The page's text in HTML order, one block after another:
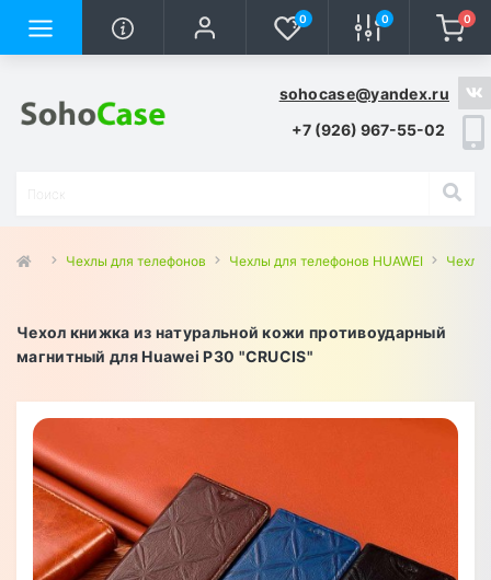
0 0 0
sohocase@yandex.ru
+7 (926) 967-55-02
Чехлы для телефонов Чехлы для телефонов HUAWEI Чехлы
Чехол книжка из натуральной кожи противоударный
магнитный для Huawei P30 "CRUCIS"